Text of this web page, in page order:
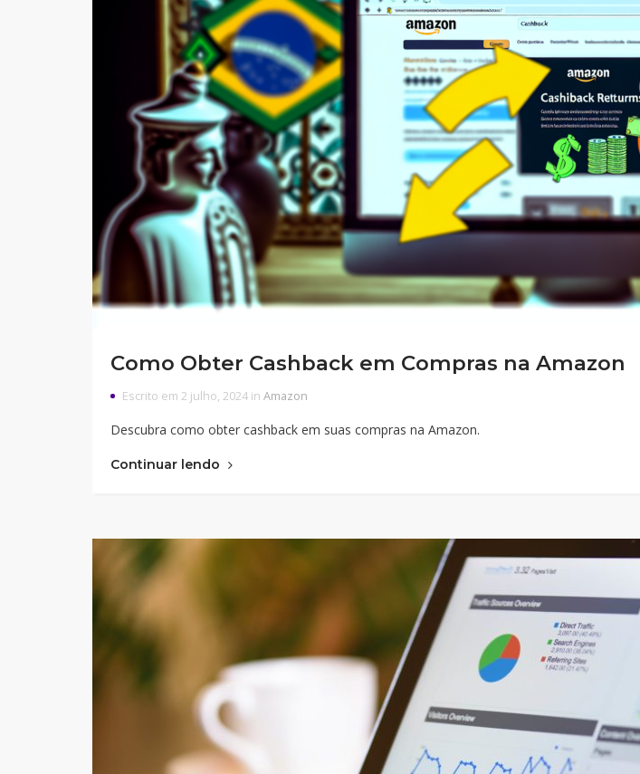
Como Obter Cashback em Compras na Amazon
Escrito em 2 julho, 2024 in Amazon
Descubra como obter cashback em suas compras na Amazon.
Continuar lendo